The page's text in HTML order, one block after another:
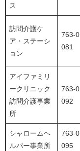
ス
訪問介護ケ
ア・ステーシ
ョン
763-0
081
アイファミリ
ークリニック
訪問介護事業
所
763-0
092
シャロームヘ
ルパー事業所
763-0
095